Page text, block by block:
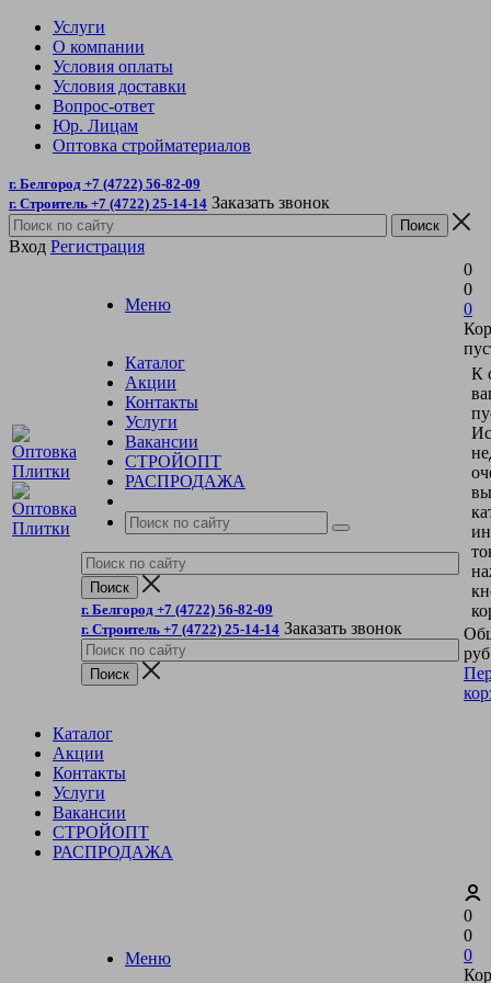
Услуги
О компании
Условия оплаты
Условия доставки
Вопрос-ответ
Юр. Лицам
Оптовка стройматериалов
г. Белгород +7 (4722) 56-82-09
г. Строитель +7 (4722) 25-14-14 Заказать звонок
Вход Регистрация
Меню
Каталог
Акции
Контакты
Услуги
Вакансии
СТРОЙОПТ
РАСПРОДАЖА
г. Белгород +7 (4722) 56-82-09
г. Строитель +7 (4722) 25-14-14 Заказать звонок
0
0
0
К
Каталог
Акции
Контакты
Услуги
Вакансии
СТРОЙОПТ
РАСПРОДАЖА
Меню
0
0
0